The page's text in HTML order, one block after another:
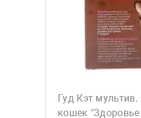
Гуд Кэт
кошек "Здоровье